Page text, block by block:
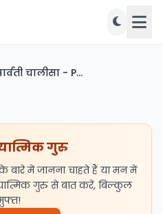
मां पार्वती चालीसा - Parvati Ji Chalisa PDF
गुरु
बारे में जानना चाहते हैं या मन में
गुरु से बात करें, बिल्कुल